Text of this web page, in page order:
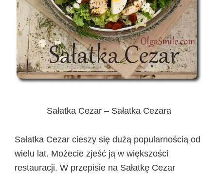
Sałatka Cezar – Sałatka Cezara
Sałatka Cezar cieszy się dużą popularnością od
wielu lat. Możecie zjeść ją w większości
restauracji. W przepisie na Sałatkę Cezar